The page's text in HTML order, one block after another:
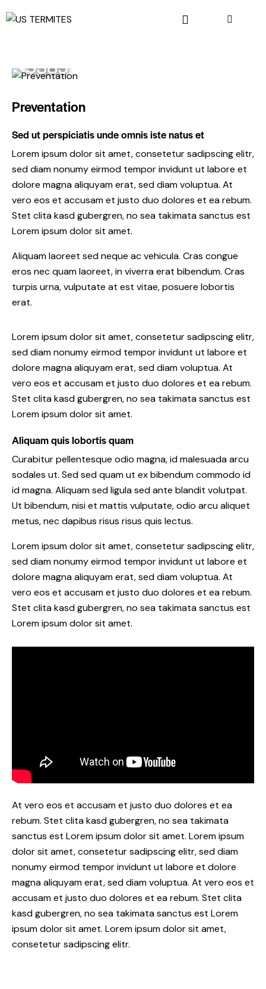
$385
Preventation
Sed ut perspiciatis unde omnis iste natus et
Lorem ipsum dolor sit amet, consetetur sadipscing elitr,
sed diam nonumy eirmod tempor invidunt ut labore et
dolore magna aliquyam erat, sed diam voluptua. At
vero eos et accusam et justo duo dolores et ea rebum.
Stet clita kasd gubergren, no sea takimata sanctus est
Lorem ipsum dolor sit amet.
Aliquam laoreet sed neque ac vehicula. Cras congue
eros nec quam laoreet, in viverra erat bibendum. Cras
turpis urna, vulputate at est vitae, posuere lobortis
erat.
Lorem ipsum dolor sit amet, consetetur sadipscing elitr,
sed diam nonumy eirmod tempor invidunt ut labore et
dolore magna aliquyam erat, sed diam voluptua. At
vero eos et accusam et justo duo dolores et ea rebum.
Stet clita kasd gubergren, no sea takimata sanctus est
Lorem ipsum dolor sit amet.
Aliquam quis lobortis quam
Curabitur pellentesque odio magna, id malesuada arcu
sodales ut. Sed sed quam ut ex bibendum commodo id
id magna. Aliquam sed ligula sed ante blandit volutpat.
Ut bibendum, nisi et mattis vulputate, odio arcu aliquet
metus, nec dapibus risus risus quis lectus.
Lorem ipsum dolor sit amet, consetetur sadipscing elitr,
sed diam nonumy eirmod tempor invidunt ut labore et
dolore magna aliquyam erat, sed diam voluptua. At
vero eos et accusam et justo duo dolores et ea rebum.
Stet clita kasd gubergren, no sea takimata sanctus est
Lorem ipsum dolor sit amet.
At vero eos et accusam et justo duo dolores et ea
rebum. Stet clita kasd gubergren, no sea takimata
sanctus est Lorem ipsum dolor sit amet. Lorem ipsum
dolor sit amet, consetetur sadipscing elitr, sed diam
nonumy eirmod tempor invidunt ut labore et dolore
magna aliquyam erat, sed diam voluptua. At vero eos et
accusam et justo duo dolores et ea rebum. Stet clita
kasd gubergren, no sea takimata sanctus est Lorem
ipsum dolor sit amet. Lorem ipsum dolor sit amet,
consetetur sadipscing elitr.